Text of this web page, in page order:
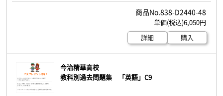
838-D2440-48
6,050円
詳細
購入
今治精華高校
教科別過去問題集 「英語」C9